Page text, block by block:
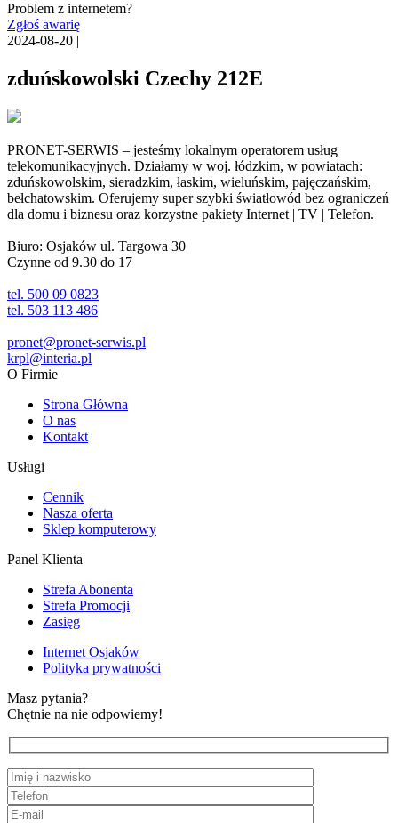
Problem z internetem?
Zgłoś awarię
2024-08-20 |
zduńskowolski Czechy 212E
PRONET-SERWIS – jesteśmy lokalnym operatorem usług
telekomunikacyjnych. Działamy w woj. łódzkim, w powiatach:
zduńskowolskim, sieradzkim, łaskim, wieluńskim, pajęczańskim,
bełchatowskim. Oferujemy super szybki światłowód bez ograniczeń
dla domu i biznesu oraz korzystne pakiety Internet | TV | Telefon.
Biuro: Osjaków ul. Targowa 30
Czynne od 9.30 do 17
tel. 500 09 0823
tel. 503 113 486
pronet@pronet-serwis.pl
krpl@interia.pl
O Firmie
Strona Główna
O nas
Kontakt
Usługi
Cennik
Nasza oferta
Sklep komputerowy
Panel Klienta
Strefa Abonenta
Strefa Promocji
Zasięg
Internet Osjaków
Polityka prywatności
Masz pytania?
Chętnie na nie odpowiemy!